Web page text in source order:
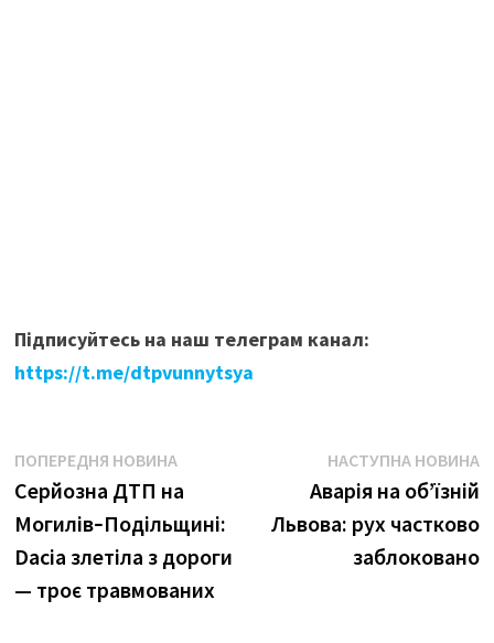
Підписуйтесь на наш телеграм канал:
https://t.me/dtpvunnytsya
Навігація
записів
ПОПЕРЕДНЯ НОВИНАПопередня
новина:
Серйозна ДТП на
Могилів‑Подільщині:
Dacia злетіла з дороги
— троє травмованих
НАСТУПНА НОВИНА
Аварія на об’їзній
Львова: рух частково
заблоковано